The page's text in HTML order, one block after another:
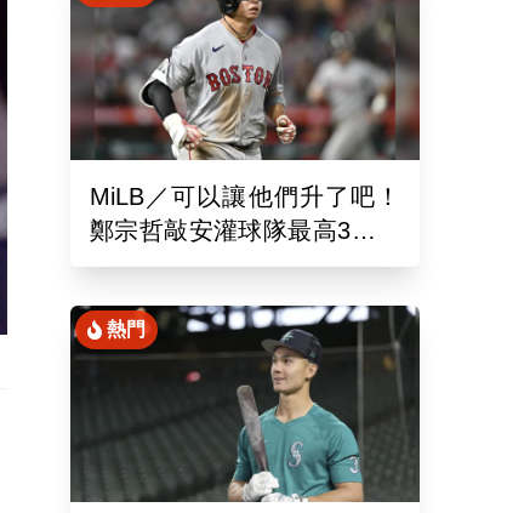
MiLB／可以讓他們升了吧！
鄭宗哲敲安灌球隊最高3打點
混血「龍仔」單場猛打賞
熱門